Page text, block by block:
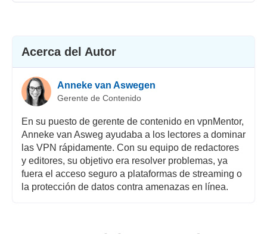
Acerca del Autor
Anneke van Aswegen
Gerente de Contenido
En su puesto de gerente de contenido en vpnMentor,
Anneke van Asweg ayudaba a los lectores a dominar
las VPN rápidamente. Con su equipo de redactores
y editores, su objetivo era resolver problemas, ya
fuera el acceso seguro a plataformas de streaming o
la protección de datos contra amenazas en línea.